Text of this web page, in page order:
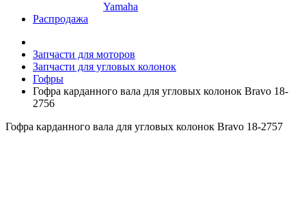
Yamaha
Распродажа
Запчасти для моторов
Запчасти для угловых колонок
Гофры
Гофра карданного вала для угловых колонок Bravo 18-
2756
Гофра карданного вала для угловых колонок Bravo 18-2757